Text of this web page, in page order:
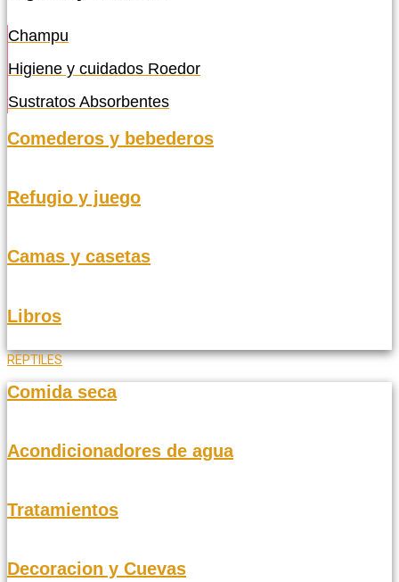
Champu
Higiene y cuidados Roedor
Sustratos Absorbentes
Comederos y bebederos
Refugio y juego
Camas y casetas
Libros
REPTILES
Comida seca
Acondicionadores de agua
Tratamientos
Decoracion y Cuevas